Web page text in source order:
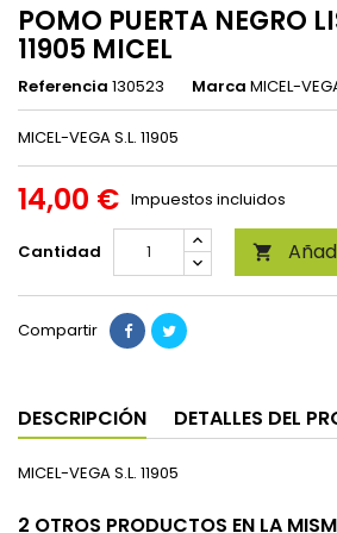
POMO PUERTA NEGRO
11905 MICEL
Referencia 130523 Marca MICEL-
MICEL-VEGA S.L. 11905
14,00 € Impuestos incluidos
Cantidad 
Compartir
DESCRIPCIÓN DETALLES DEL
MICEL-VEGA S.L. 11905
2 OTROS PRODUCTOS EN LA